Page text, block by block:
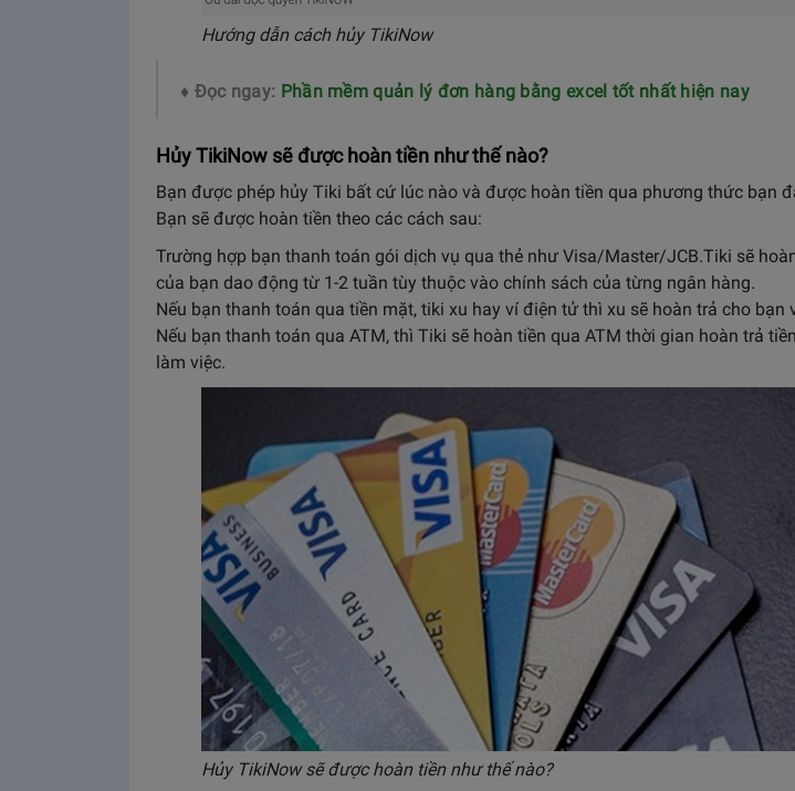
Hướng dẫn cách hủy TikiNow
♦ Đọc ngay: Phần mềm quản lý đơn hàng bằng excel tốt nhất hiện nay
Hủy TikiNow sẽ được hoàn tiền như thế nào?
Bạn được phép hủy Tiki bất cứ lúc nào và được hoàn tiền qua phương thức bạn
Bạn sẽ được hoàn tiền theo các cách sau:
Trường hợp bạn thanh toán gói dịch vụ qua thẻ như Visa/Master/JCB.Tiki sẽ
của bạn dao động từ 1-2 tuần tùy thuộc vào chính sách của từng ngân hàng.
Nếu bạn thanh toán qua tiền mặt, tiki xu hay ví điện tử thì xu sẽ hoàn trả cho bạn
Nếu bạn thanh toán qua ATM, thì Tiki sẽ hoàn tiền qua ATM thời gian hoàn trả
làm việc.
Hủy TikiNow sẽ được hoàn tiền như thế nào?